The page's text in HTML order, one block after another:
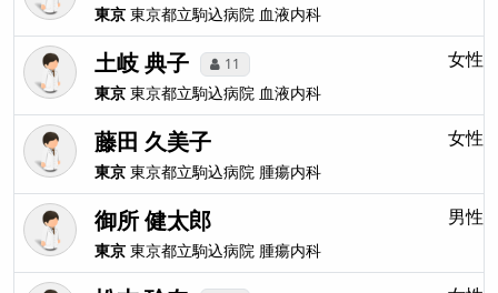
東京 東京都立駒込病院 血液内科
土岐 典子 11
東京 東京都立駒込病院 血液内科
女性
藤田 久美子
東京 東京都立駒込病院 腫瘍内科
女性
御所 健太郎
東京 東京都立駒込病院 腫瘍内科
男性